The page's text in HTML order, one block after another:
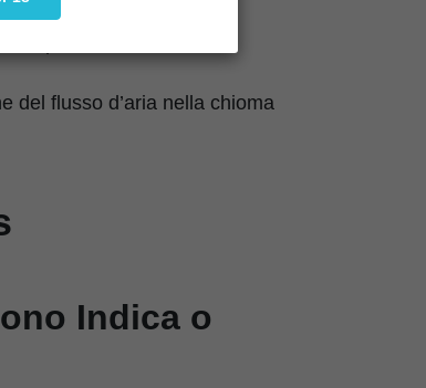
eccezionale
del flusso d’aria nella chioma
Indica o